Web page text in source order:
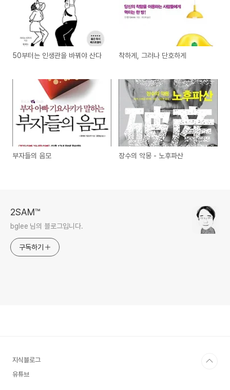
50부터는 인생관을 바꿔야 산다 착하게, 그러나 단호하게
부자들의 음모 장수의 악몽 - 노후파산
2SAM™
bglee 님의 블로그입니다.
구독하기
지식블로그
유튜브